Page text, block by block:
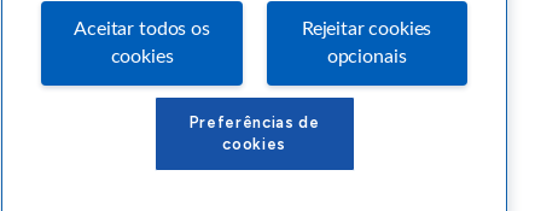
Aceitar todos os
cookies
Rejeitar cookies
opcionais
Preferências de
cookies